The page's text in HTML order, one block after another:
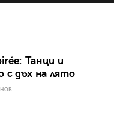
Танци и
с дъх на лято